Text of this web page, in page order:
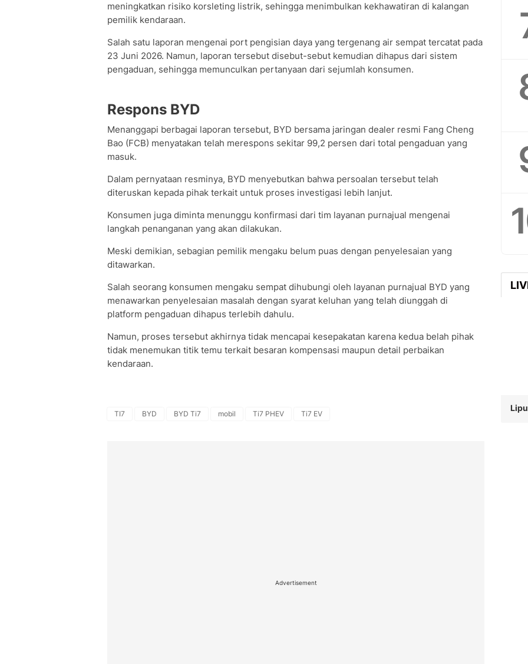
meningkatkan risiko korsleting listrik, sehingga menimbulkan kekhawatiran di kalangan
pemilik kendaraan.
Salah satu laporan mengenai port pengisian daya yang tergenang air sempat tercatat pada
23 Juni 2026. Namun, laporan tersebut disebut-sebut kemudian dihapus dari sistem
pengaduan, sehingga memunculkan pertanyaan dari sejumlah konsumen.
Respons BYD
Menanggapi berbagai laporan tersebut, BYD bersama jaringan dealer resmi Fang Cheng
Bao (FCB) menyatakan telah merespons sekitar 99,2 persen dari total pengaduan yang
masuk.
Dalam pernyataan resminya, BYD menyebutkan bahwa persoalan tersebut telah
diteruskan kepada pihak terkait untuk proses investigasi lebih lanjut.
Konsumen juga diminta menunggu konfirmasi dari tim layanan purnajual mengenai
langkah penanganan yang akan dilakukan.
Meski demikian, sebagian pemilik mengaku belum puas dengan penyelesaian yang
ditawarkan.
Salah seorang konsumen mengaku sempat dihubungi oleh layanan purnajual BYD yang
menawarkan penyelesaian masalah dengan syarat keluhan yang telah diunggah di
platform pengaduan dihapus terlebih dahulu.
Namun, proses tersebut akhirnya tidak mencapai kesepakatan karena kedua belah pihak
tidak menemukan titik temu terkait besaran kompensasi maupun detail perbaikan
kendaraan.
TI7 BYD BYD Ti7 mobil Ti7 PHEV Ti7 EV
Advertisement